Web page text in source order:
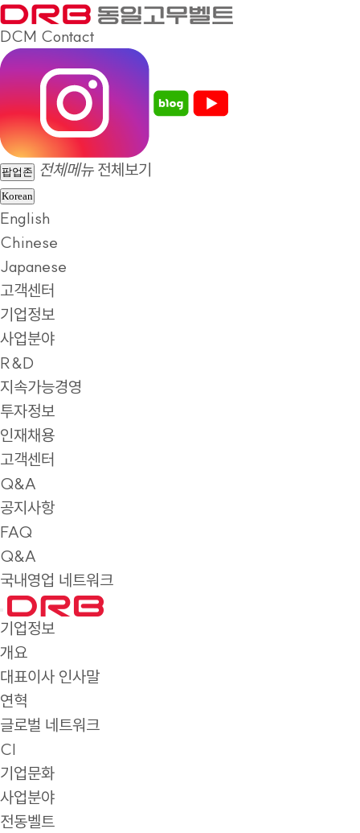
DCM Contact
팝업존 전체메뉴 전체보기
Korean
English
Chinese
Japanese
고객센터
기업정보
사업분야
R&D
지속가능경영
투자정보
인재채용
고객센터
Q&A
공지사항
FAQ
Q&A
국내영업 네트워크
기업정보
개요
대표이사 인사말
연혁
글로벌 네트워크
CI
기업문화
사업분야
전동벨트